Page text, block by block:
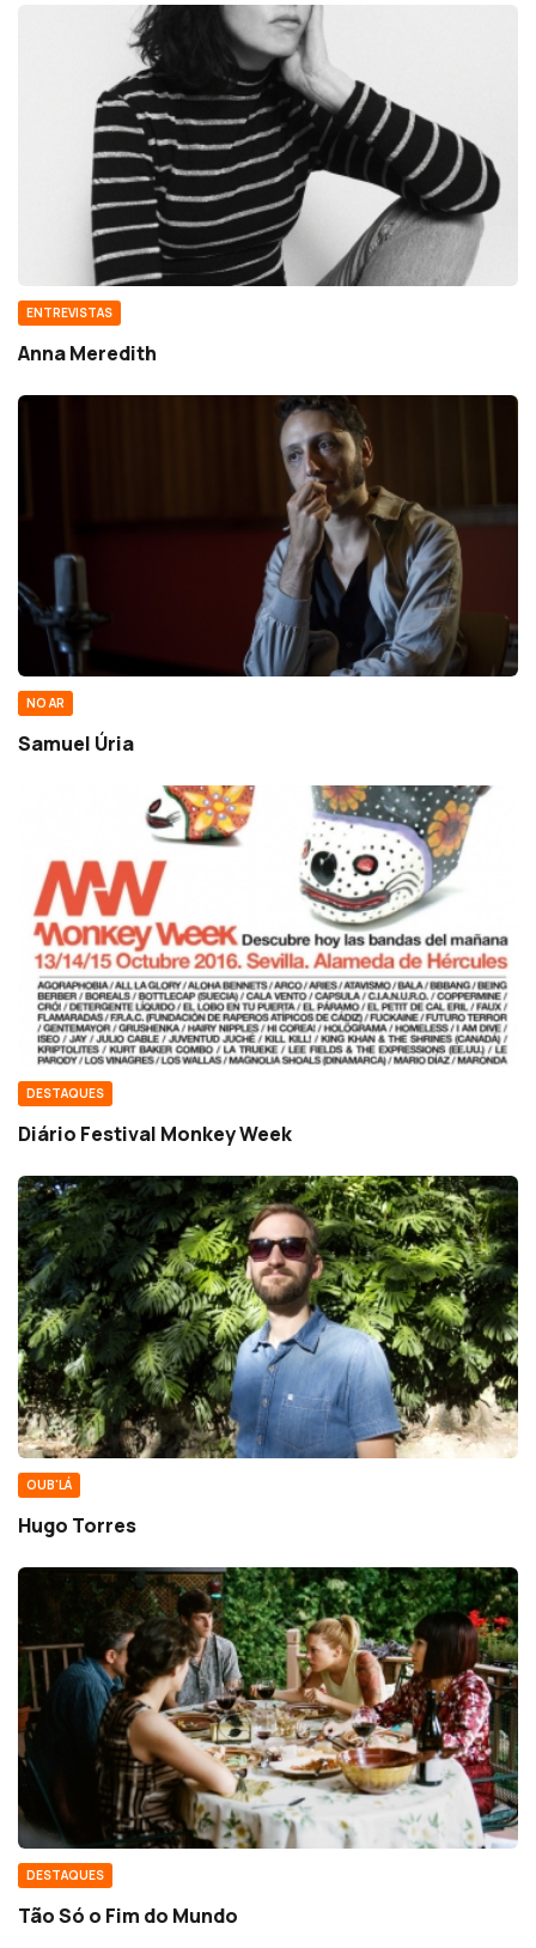
ENTREVISTAS
Anna Meredith
NO AR
Samuel Úria
DESTAQUES
Diário Festival Monkey Week
OUB'LÁ
Hugo Torres
DESTAQUES
Tão Só o Fim do Mundo